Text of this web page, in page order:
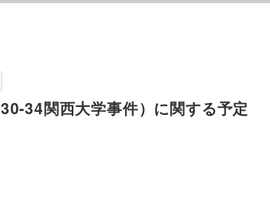
34関西大学事件）に関する予定